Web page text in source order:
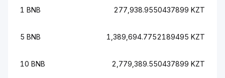
1 BNB 277,938.9550437899 KZT
5 BNB 1,389,694.7752189495 KZT
10 BNB 2,779,389.550437899 KZT